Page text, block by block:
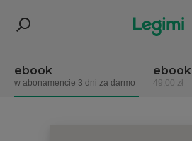
ebook
w abonamencie 3 dni za darmo
ebook
49,00 zł